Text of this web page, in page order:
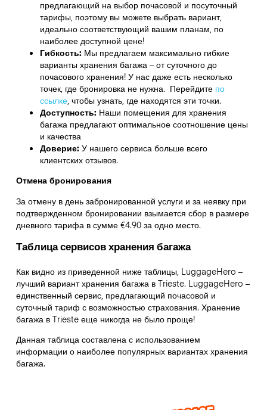
предлагающий на выбор почасовой и посуточный
тарифы, поэтому вы можете выбрать вариант,
идеально соответствующий вашим планам, по
наиболее доступной цене!
Гибкость: Мы предлагаем максимально гибкие
варианты хранения багажа – от суточного до
почасового хранения! У нас даже есть несколько
точек, где бронировка не нужна. Перейдите по
ссылке,чтобы узнать, где находятся эти точки.
Доступность: Наши помещения для хранения
багажа предлагают оптимальное соотношение цены
и качества
Доверие: У нашего сервиса больше всего
клиентских отзывов.
Отмена бронирования
За отмену в день забронированной услуги и за неявку при
подтвержденном бронировании взымается сбор в размере
дневного тарифа в сумме €4.90 за одно место.
Таблица сервисов хранения багажа
Как видно из приведенной ниже таблицы, LuggageHero –
лучший вариант хранения багажа в Trieste. LuggageHero –
единственный сервис, предлагающий почасовой и
суточный тариф с возможностью страхования. Хранение
багажа в Triesteеще никогда не было проще!
Данная таблица составлена с использованием
информации о наиболее популярных вариантах хранения
багажа.